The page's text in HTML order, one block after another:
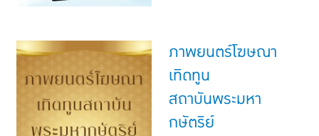
ภาพยนตร์โฆษณา
เทิดทูน
สถาบันพระมหา
กษัตริย์